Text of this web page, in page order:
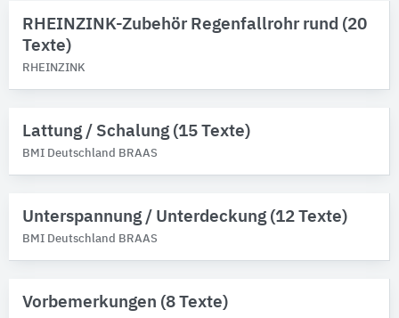
RHEINZINK-Zubehör Regenfallrohr rund (20
Texte)
RHEINZINK
Lattung / Schalung (15 Texte)
BMI Deutschland BRAAS
Unterspannung / Unterdeckung (12 Texte)
BMI Deutschland BRAAS
Vorbemerkungen (8 Texte)